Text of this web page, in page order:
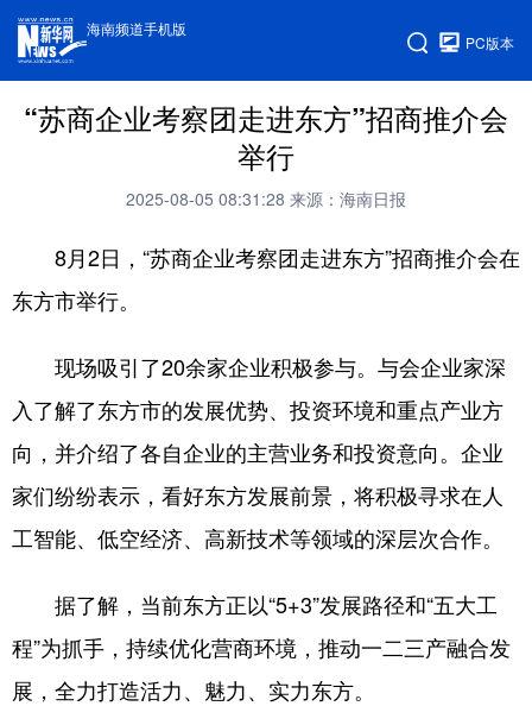
海南频道手机版
PC版本
“苏商企业考察团走进东方”招商推介会
举行
2025-08-05 08:31:28 来源：海南日报
8月2日，“苏商企业考察团走进东方”招商推介会在
东方市举行。
现场吸引了20余家企业积极参与。与会企业家深
入了解了东方市的发展优势、投资环境和重点产业方
向，并介绍了各自企业的主营业务和投资意向。企业
家们纷纷表示，看好东方发展前景，将积极寻求在人
工智能、低空经济、高新技术等领域的深层次合作。
据了解，当前东方正以“5+3”发展路径和“五大工
程”为抓手，持续优化营商环境，推动一二三产融合发
展，全力打造活力、魅力、实力东方。